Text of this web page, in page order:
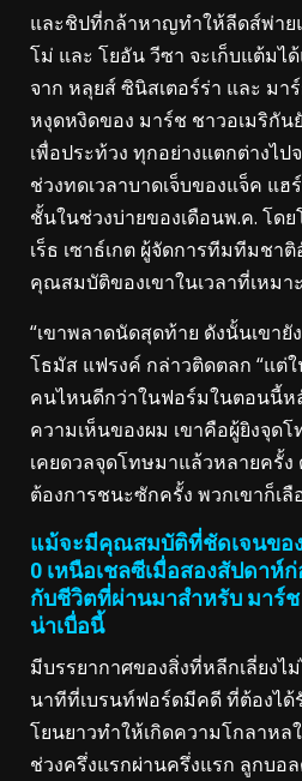
และชิปที่กล้าหาญทำให้ลีดส์พ่าย
โม่ และ โยอัน วีซา จะเก็บแต้มไ
จาก หลุยส์ ซินิสเตอร์ร่า และ มา
หงุดหงิดของ มาร์ช ชาวอเมริกั
เพื่อประท้วง ทุกอย่างแตกต่างไป
ช่วงทดเวลาบาดเจ็บของแจ็ค แ
ชั้นในช่วงบ่ายของเดือนพ.ค. โด
เร็ธ เซาธ์เกต ผู้จัดการทีมทีมชา
คุณสมบัติของเขาในเวลาที่เหมา
“เขาพลาดนัดสุดท้าย ดังนั้นเขายั
โธมัส แฟรงค์ กล่าวติดตลก “แต่
คนไหนดีกว่าในฟอร์มในตอนนี้ห
ความเห็นของผม เขาคือผู้ยิงจุด
เคยดวลจุดโทษมาแล้วหลายครั้ง
ต้องการชนะซักครั้ง พวกเขาก็เลื
แม้จะมีคุณสมบัติที่ชัดเจนขอ
0 เหนือเชลซีเมื่อสองสัปดาห์
กับชีวิตที่ผ่านมาสำหรับ มาร์
น่าเบื่อนี้
มีบรรยากาศของสิ่งที่หลีกเลี่ยงไ
นาทีที่เบรนท์ฟอร์ดมีคดี ที่ต้องได้
โยนยาวทำให้เกิดความโกลาหล
ช่วงครึ่งแรกผ่านครึ่งแรก ลูกบอ